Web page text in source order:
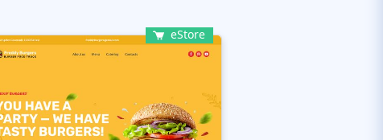
eStore